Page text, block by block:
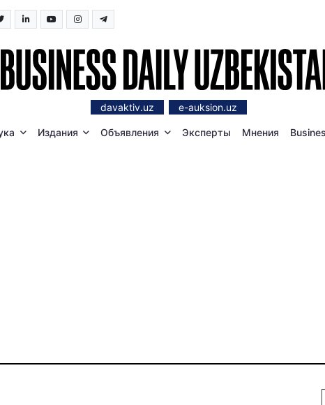
davaktiv.uz e-auksion.uz
Издания Объявления Эксперты Мнения